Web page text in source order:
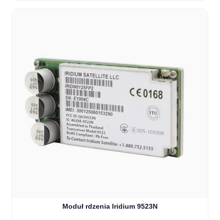
Moduł rdzenia Iridium 9523N